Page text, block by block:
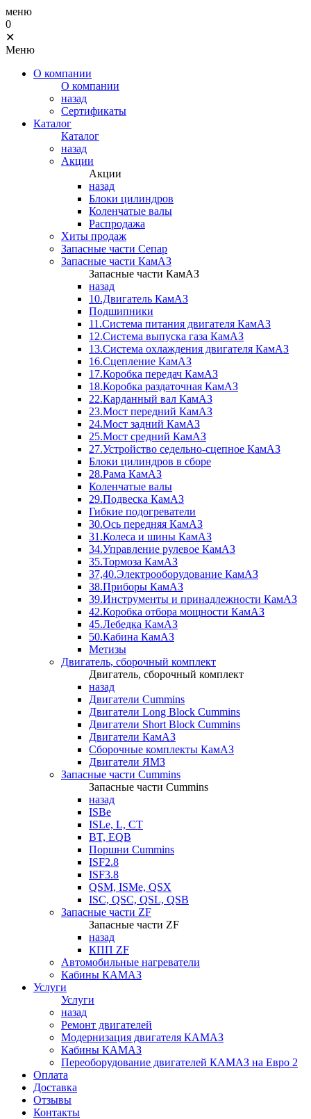
меню
0
✕
Меню
О компании
О компании
назад
Сертификаты
Каталог
Каталог
назад
Акции
Акции
назад
Блоки цилиндров
Коленчатые валы
Распродажа
Хиты продаж
Запасные части Сепар
Запасные части КамАЗ
Запасные части КамАЗ
назад
10.Двигатель КамАЗ
Подшипники
11.Система питания двигателя КамАЗ
12.Система выпуска газа КамАЗ
13.Система охлаждения двигателя КамАЗ
16.Сцепление КамАЗ
17.Коробка передач КамАЗ
18.Коробка раздаточная КамАЗ
22.Карданный вал КамАЗ
23.Мост передний КамАЗ
24.Мост задний КамАЗ
25.Мост средний КамАЗ
27.Устройство седельно-сцепное КамАЗ
Блоки цилиндров в сборе
28.Рама КамАЗ
Коленчатые валы
29.Подвеска КамАЗ
Гибкие подогреватели
30.Ось передняя КамАЗ
31.Колеса и шины КамАЗ
34.Управление рулевое КамАЗ
35.Тормоза КамАЗ
37,40.Электрооборудование КамАЗ
38.Приборы КамАЗ
39.Инструменты и принадлежности КамАЗ
42.Коробка отбора мощности КамАЗ
45.Лебедка КамАЗ
50.Кабина КамАЗ
Метизы
Двигатель, сборочный комплект
Двигатель, сборочный комплект
назад
Двигатели Cummins
Двигатели Long Bloсk Cummins
Двигатели Short Bloсk Cummins
Двигатели КамАЗ
Сборочные комплекты КамАЗ
Двигатели ЯМЗ
Запасные части Cummins
Запасные части Cummins
назад
ISBe
ISLe, L, CT
BT, EQB
Поршни Cummins
ISF2.8
ISF3.8
QSM, ISMe, QSX
ISC, QSC, QSL, QSB
Запасные части ZF
Запасные части ZF
назад
КПП ZF
Автомобильные нагреватели
Кабины КАМАЗ
Услуги
Услуги
назад
Ремонт двигателей
Модернизация двигателя КАМАЗ
Кабины КАМАЗ
Переоборудование двигателей КАМАЗ на Евро 2
Оплата
Доставка
Отзывы
Контакты